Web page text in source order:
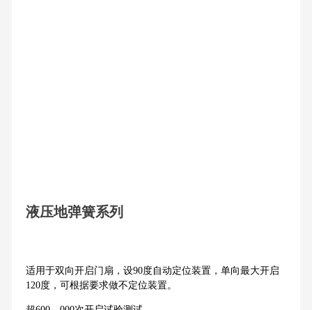
液压地弹簧系列
适用于双向开启门扇，设90度自动定位装置，单向最大开启
120度，可根据要求做不定位装置。